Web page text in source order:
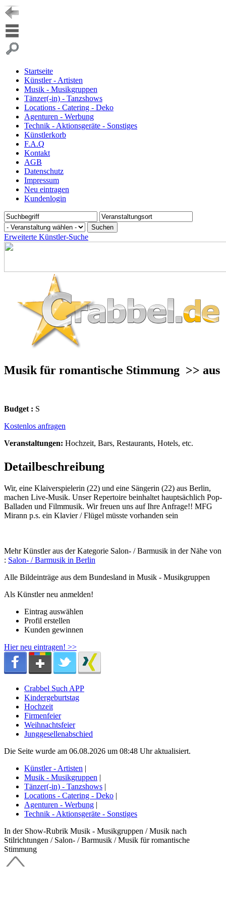
Startseite
Künstler - Artisten
Musik - Musikgruppen
Tänzer(-in) - Tanzshows
Locations - Catering - Deko
Agenturen - Werbung
Technik - Aktionsgeräte - Sonstiges
Künstlerkorb
F.A.Q
Kontakt
AGB
Datenschutz
Impressum
Neu eintragen
Kundenlogin
Erweiterte Künstler-Suche
Musik für romantische Stimmung >> aus
Budget : S
Kostenlos anfragen
Veranstaltungen: Hochzeit, Bars, Restaurants, Hotels, etc.
Detailbeschreibung
Wir, eine Klaiverspielerin (22) und eine Sängerin (22) aus Berlin,
machen Live-Musik. Unser Repertoire beinhaltet hauptsächlich Pop-
Balladen und Filmmusik. Wir freuen uns auf Ihre Anfrage!! MFG
Mirann p.s. ein Klavier / Flügel müsste vorhanden sein
Mehr Künstler aus der Kategorie Salon- / Barmusik in der Nähe von
: Salon- / Barmusik in Berlin
Alle Bildeinträge aus dem Bundesland in Musik - Musikgruppen
Als Künstler neu anmelden!
Eintrag auswählen
Profil erstellen
Kunden gewinnen
Hier neu eintragen! >>
Crabbel Such APP
Kindergeburtstag
Hochzeit
Firmenfeier
Weihnachtsfeier
Junggesellenabschied
Die Seite wurde am 06.08.2026 um 08:48 Uhr aktualisiert.
Künstler - Artisten |
Musik - Musikgruppen |
Tänzer(-in) - Tanzshows |
Locations - Catering - Deko |
Agenturen - Werbung |
Technik - Aktionsgeräte - Sonstiges
In der Show-Rubrik Musik - Musikgruppen / Musik nach
Stilrichtungen / Salon- / Barmusik / Musik für romantische
Stimmung